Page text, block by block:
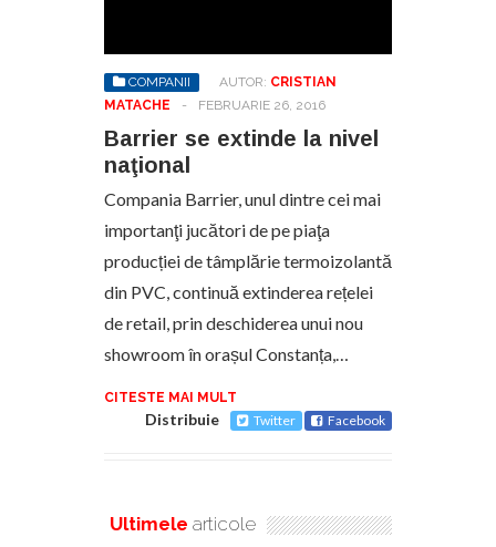
COMPANII AUTOR: CRISTIAN
MATACHE
- FEBRUARIE 26, 2016
Barrier se extinde la nivel
naţional
Compania Barrier, unul dintre cei mai
importanţi jucători de pe piaţa
producției de tâmplărie termoizolantă
din PVC, continuă extinderea rețelei
de retail, prin deschiderea unui nou
showroom în orașul Constanța,…
CITESTE MAI MULT
Distribuie Twitter Facebook
Ultimele articole